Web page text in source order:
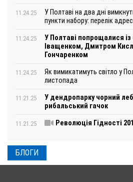
11.24.25
У Полтаві на два дні
пункти набору: перелік адрес
11.24.25
У Полтаві попрощалися
Іващенком, Дмитром
Гончаренком
11.24.25
Як вимикатимуть світло у
листопада
11.21.25
У дендропарку чорний
рибальський гачок
11.21.25 Революція Гідності
БЛОГИ